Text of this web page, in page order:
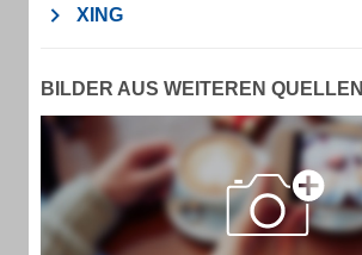
XING
BILDER AUS WEITEREN QUELLEN